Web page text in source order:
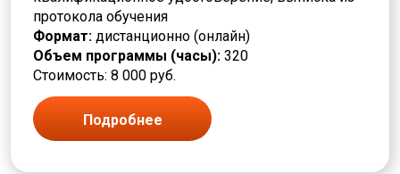
Изготовитель
Изолировщик
Инженерные системы
Инструктор
Испытатель
Калибровщик
Кассир
протокола обучения
Формат: дистанционно (онлайн)
Объем программы (часы): 320
Стоимость: 8 000 руб.
Подробнее